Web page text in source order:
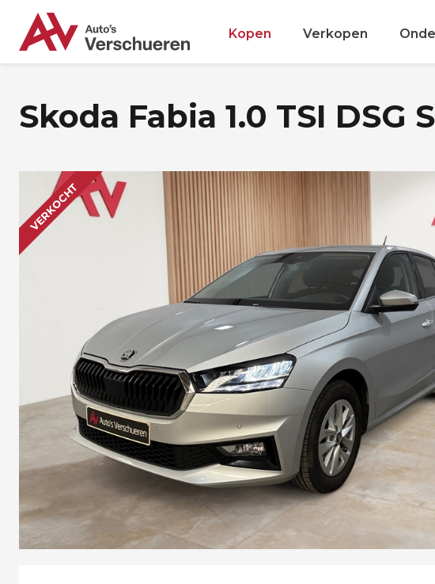
Kopen Verkopen
Skoda Fabia 1.0 TSI DSG
VERKOCHT